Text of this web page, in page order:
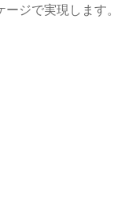
ジで実現します。